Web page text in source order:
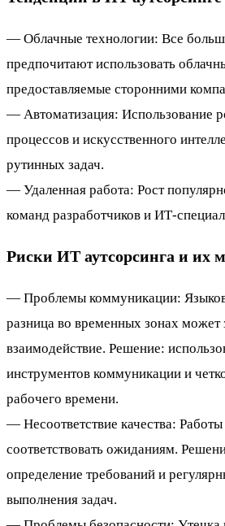
— Облачные технологии: Все
предпочитают использовать
предоставляемые сторонними
— Автоматизация: Использование
процессов и искусственного
рутинных задач.
— Удаленная работа: Рост
команд разработчиков и ИТ-
Риски ИТ аутсорсинга и их
— Проблемы коммуникации:
разница во временных зонах может
взаимодействие. Решение:
инструментов коммуникации и
рабочего времени.
— Несоответствие качества:
соответствовать ожиданиям.
определение требований и
выполнения задач.